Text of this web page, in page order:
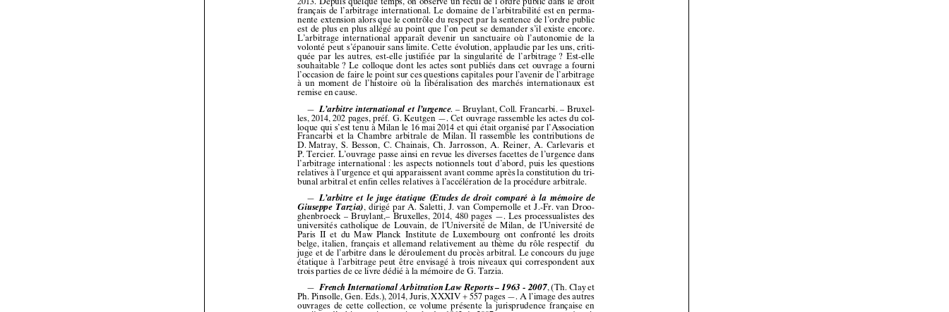

        


            
               
         
          


          

            


          


         





         
              
               
           
           


          


        

            
           
             
            
         


        


          


         


            
           
          


         


            


         
Revue de l’arbitrage 2014 -  N° 2
— L’ordre public et  l’arbitrage ,  dirigé par Eric OQUIN
et  Sébastien
MANCIA UX. – Credimi. – LexisNexis, Paris, 2014, vol. 42, XII + 256 pages —. Cet
ouvrage rassemble les actes du colloque qui s’est tenu à Dijon les 15 et 16 mars
2013. Depuis quelque temps, on observe un recul de l’ordre public dans
le droit
français de l’arbitrage international. Le domaine de l’arbitrabilité est en perma-
nente extension alors que le contrôle du respect par la sentence de l’ordre public
est de plus
en plus allégé au point que l’on peut se demander s’il existe encore.
L’arbitrage international apparaît devenir un sanctuaire où l’autonomie
de la
volonté peut s’épanouir sans limite. Cette évolution, applaudie par les uns,
criti-
quée par les autres, est-elle justifiée par la singularité de l’arbitrage ? Est-elle
souhaitable ? Le colloque dont les actes sont publiés dans cet ouvrage
a fourni
l’occasion de faire le point sur ces questions capitales pour l’avenir de l’arbitrage
à un moment
— L’arbitre international et l’urgence. – Bruylant, Coll. Francarbi. – Bruxel-
les, 2014, 202 pages, préf. G. Keutgen —. Cet ouvrage rassemble les actes du col-
loque qui s’est tenu à Milan le 16 mai 2014 et qui était organisé par l’Association
Francarbi
et la Chambre arbitrale de Milan. Il rassemble les contributions de
D. Matray, S. Besson, C. Chainais, Ch. Jarrosson, A. Reiner, A. Carlevaris et
P. Tercier. L’ouvrage passe ainsi en revue les diverses facettes de l’urgence
dans
l’arbitrage international : les aspects notionnels tout d’abord, puis les questions
relatives à l’urgence et qui apparaissent avant comme après la constitution du tri-
bunal arbitral et enfin celles relatives à l’accélération de la procédure arbitrale.
L’arbitre et le juge étatique (Etudes de droit à la mémoire
de
Giuseppe Tarzia), dirigé par A. Saletti, J. van Compernolle et J.-Fr. van Droo-
ghenbroeck
– Bruylant,– Bruxelles, 2014, 480 pages —. Les processualistes des
de l’Université
II et du Maw Planck Institute de Luxembourg ont les
droits
belge,
italien, français et allemand relativement au thème du rôle respectif
du
juge et de l’arbitre dans le déroulement du procès arbitral. Le concours du juge
étatique à l’arbitrage être envisagé à trois qui correspondent
trois parties de ce livre dédié à la mémoire
de G. Tarzia.
— French International Arbitration Law Reports – 1963 - 2007, (Th. Clay
et
Ph.
Pinsolle, Gen. Eds.), 2014, Juris, XXXIV + 557 pages —. A l’image des autres
ouvrages de cette collection, ce volume présente la jurisprudence française en
matière d’arbitrage international, de 1963 à  2007, en proposant
systémati-
quement
les décisions originales et, en regard, leur traduction en anglais. Ce
recueil des grands arrêts de la jurisprudence française est précédé d’une intro-
ultérieur.